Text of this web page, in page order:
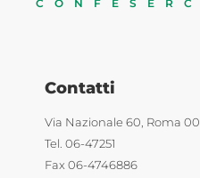
Contatti
Via Nazionale 60, Roma
Tel. 06-47251
Fax 06-4746886